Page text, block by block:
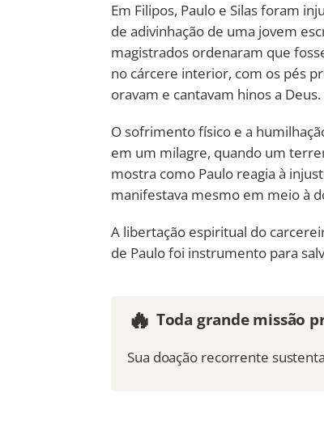
Em Filipos, Paulo e Silas foram
de adivinhação de uma jovem
magistrados ordenaram que
no cárcere interior, com os pés
oravam e cantavam hinos a Deus.
O sofrimento físico e a
em um milagre, quando um
mostra como Paulo reagia à
manifestava mesmo em meio à
A libertação espiritual do
de Paulo foi instrumento para
🔥 Toda grande missão
Sua doação recorrente